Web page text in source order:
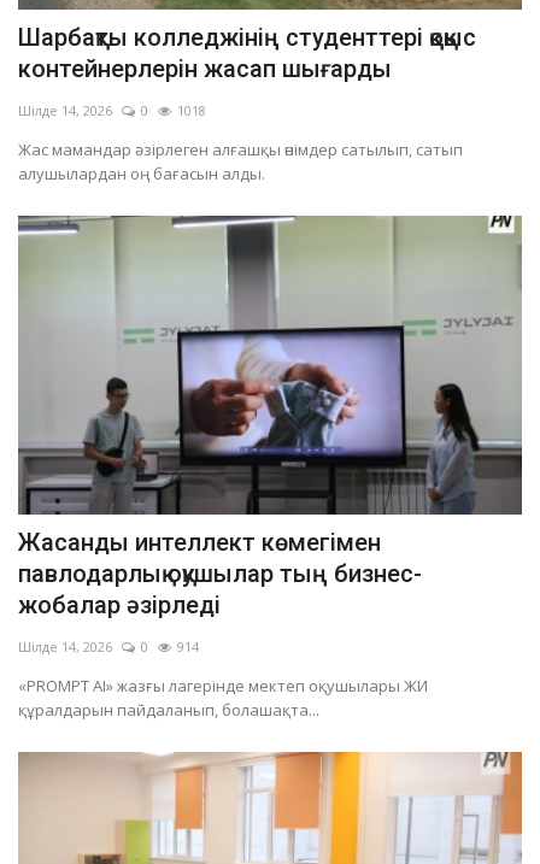
Шарбақты колледжінің студенттері қоқыс
контейнерлерін жасап шығарды
Шілде 14, 2026 0 1018
Жас мамандар әзірлеген алғашқы өнімдер сатылып, сатып
алушылардан оң бағасын алды.
Жасанды интеллект көмегімен
павлодарлық оқушылар тың бизнес-
жобалар әзірледі
Шілде 14, 2026 0 914
«PROMPT AI» жазғы лагерінде мектеп оқушылары ЖИ
құралдарын пайдаланып, болашақта...